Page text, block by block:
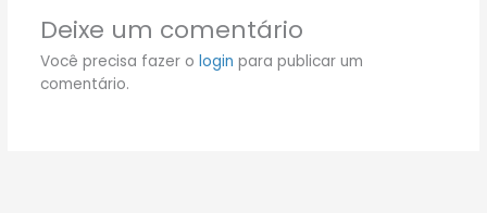
Deixe um comentário
Você precisa fazer o login para publicar um
comentário.